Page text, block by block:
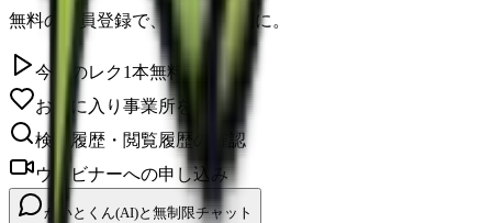
無料の会員登録で、さらに便利に。
今日のレク1本無料視聴
お気に入り事業所を保存
検索履歴・閲覧履歴の確認
ウェビナーへの申し込み
かいとくん(AI)と無制限チャット